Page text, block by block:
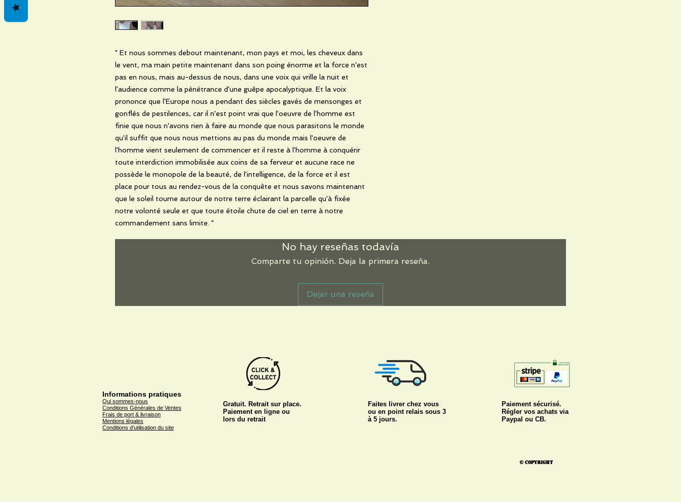
" Et nous sommes debout maintenant, mon pays et moi, les cheveux dans
le vent, ma main petite maintenant dans son poing énorme et la force n'est
pas en nous, mais au-dessus de nous, dans une voix qui vrille la nuit et
l'audience comme la pénétrance d'une guêpe apocalyptique. Et la voix
prononce que l'Europe nous a pendant des siècles gavés de mensonges et
gonflés de pestilences, car il n'est point vrai que l'oeuvre de l'homme est
finie que nous n'avons rien à faire au monde que nous parasitons le monde
qu'il suffit que nous nous mettions au pas du monde mais l'oeuvre de
l'homme vient seulement de commencer et il reste à l'homme à conquérir
toute interdiction immobilisée aux coins de sa ferveur et aucune race ne
possède le monopole de la beauté, de l'intelligence, de la force et il est
place pour tous au rendez-vous de la conquête et nous savons maintenant
que le soleil tourne autour de notre terre éclairant la parcelle qu'à fixée
notre volonté seule et que toute étoile chute de ciel en terre à notre
commandement sans limite. "
No hay reseñas todavía
Comparte tu opinión. Deja la primera reseña.
Dejar una reseña
Informations pratiques
Qui sommes-nous
Conditions Générales de Ventes
Frais de port & livraison
Mentions légales
Conditions d'utilisation du site
Gratuit. Retrait sur place.
Paiement en ligne ou
lors du retrait
Faites livrer chez vous
ou en point relais sous 3
à 5 jours.
Paiement sécurisé.
Régler vos achats via
Paypal ou CB.
© Copyright